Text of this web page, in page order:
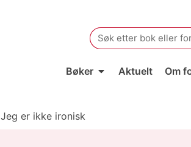
Search
for:
Bøker Aktuelt Om
Jeg er ikke ironisk